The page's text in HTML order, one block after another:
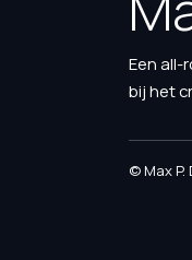
Een all-
bij het
© Max